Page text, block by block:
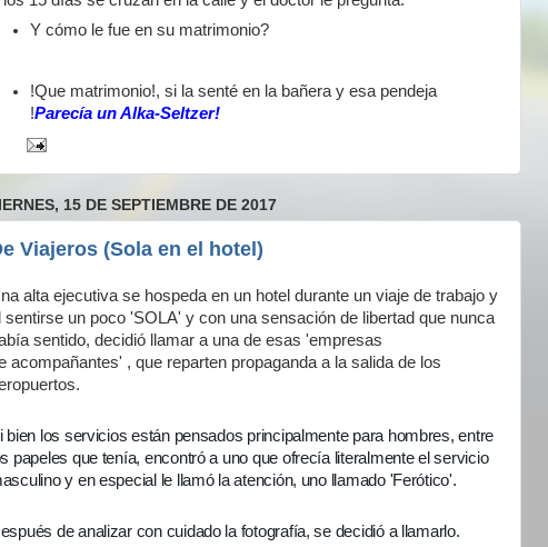
Y cómo le fue en su matrimonio?
!Que matrimonio!, si la senté en la bañera y esa pendeja
!Parecía un Alka-Seltzer!
15 DE SEPTIEMBRE DE 2017
Viajeros (Sola en el hotel)
alta ejecutiva se hospeda en un hotel durante un viaje de trabajo y
sentirse un poco 'SOLA' y con una sensación de libertad que nunca
sentido, decidió llamar a una de esas 'empresas
acompañantes' , que reparten propaganda a la salida de los
bien los servicios están pensados principalmente para hombres, entre
papeles que tenía, encontró a uno que ofrecía literalmente el servicio
y en especial le llamó la atención, uno llamado 'Ferótico'.
de analizar con cuidado la fotografía, se decidió a llamarlo.